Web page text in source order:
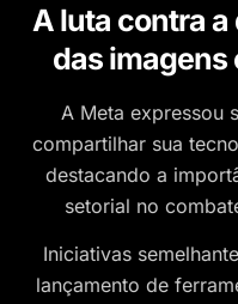
A luta contra
das imagens
A Meta expressou
compartilhar sua
destacando a
setorial no
Iniciativas
lançamento de